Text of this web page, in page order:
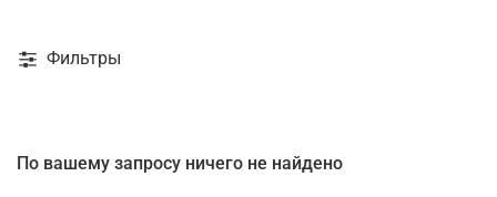
Фильтры
По вашему запросу ничего не найдено